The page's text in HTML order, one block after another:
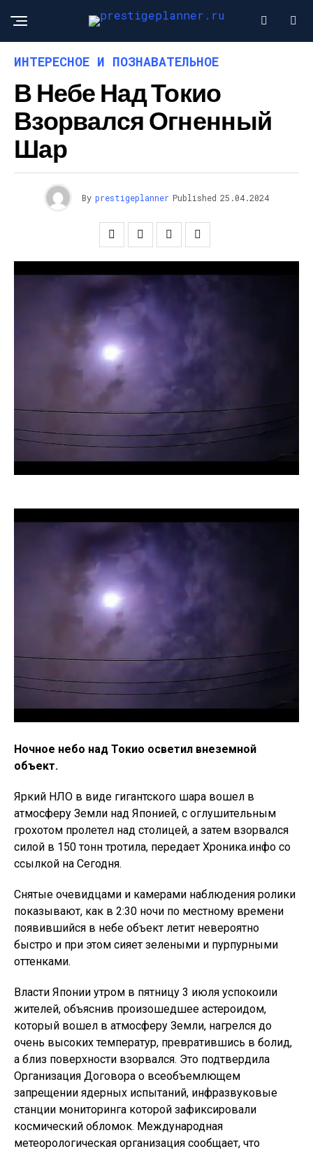
ИНТЕРЕСНОЕ И ПОЗНАВАТЕЛЬНОЕ
В Небе Над Токио
Взорвался Огненный
Шар
By prestigeplanner Published 25.04.2024
Ночное небо над Токио осветил внеземной
объект.
Яркий НЛО в виде гигантского шара вошел в
атмосферу Земли над Японией, с оглушительным
грохотом пролетел над столицей, а затем взорвался
силой в 150 тонн тротила, передает Хроника.инфо со
ссылкой на Сегодня.
Снятые очевидцами и камерами наблюдения ролики
показывают, как в 2:30 ночи по местному времени
появившийся в небе объект летит невероятно
быстро и при этом сияет зелеными и пурпурными
оттенками.
Власти Японии утром в пятницу 3 июля успокоили
жителей, объяснив произошедшее астероидом,
который вошел в атмосферу Земли, нагрелся до
очень высоких температур, превратившись в болид,
а близ поверхности взорвался. Это подтвердила
Организация Договора о всеобъемлющем
запрещении ядерных испытаний, инфразвуковые
станции мониторинга которой зафиксировали
космический обломок. Международная
метеорологическая организация сообщает, что